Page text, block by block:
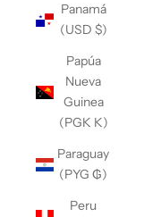
Panamá
(USD $)
Papúa
Nueva
Guinea
(PGK K)
Paraguay
(PYG ₲)
Peru